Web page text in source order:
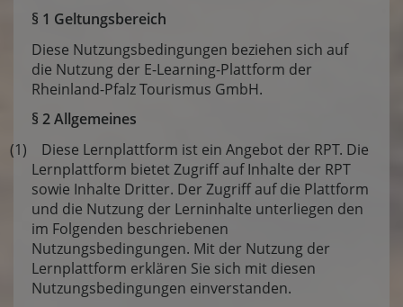
§ 1 Geltungsbereich
Diese Nutzungsbedingungen beziehen sich auf
die Nutzung der E-Learning-Plattform der
Rheinland-Pfalz Tourismus GmbH.
§ 2 Allgemeines
(1) Diese Lernplattform ist ein Angebot der RPT. Die
Lernplattform bietet Zugriff auf Inhalte der RPT
sowie Inhalte Dritter. Der Zugriff auf die Plattform
und die Nutzung der Lerninhalte unterliegen den
im Folgenden beschriebenen
Nutzungsbedingungen. Mit der Nutzung der
Lernplattform erklären Sie sich mit diesen
Nutzungsbedingungen einverstanden.